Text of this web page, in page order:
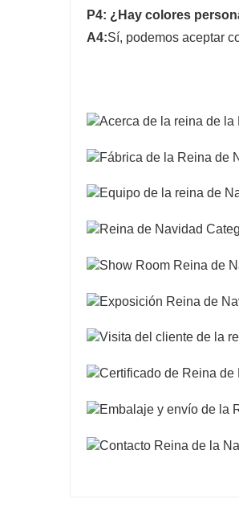
P4: ¿Hay colores
A4:Sí, podemos aceptar